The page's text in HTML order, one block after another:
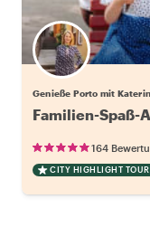
Genieße Porto mit
Familien-Spaß-
164
CITY HIGHLIGHT TOUR